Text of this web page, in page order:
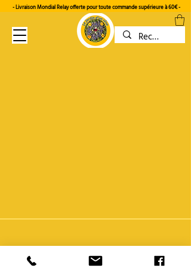
- Livraison Mondial Relay offerte pour toute commande supérieure à 60€-